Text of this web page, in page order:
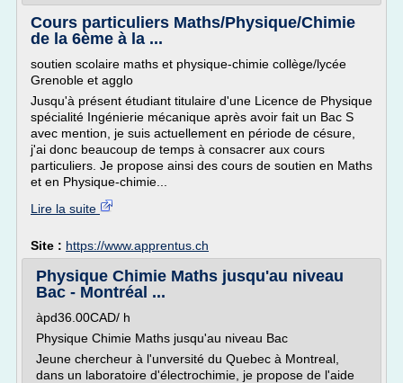
Cours particuliers Maths/Physique/Chimie
de la 6ème à la ...
soutien scolaire maths et physique-chimie collège/lycée
Grenoble et agglo
Jusqu'à présent étudiant titulaire d'une Licence de Physique
spécialité Ingénierie mécanique après avoir fait un Bac S
avec mention, je suis actuellement en période de césure,
j'ai donc beaucoup de temps à consacrer aux cours
particuliers. Je propose ainsi des cours de soutien en Maths
et en Physique-chimie...
Lire la suite
Site : https://www.apprentus.ch
Physique Chimie Maths jusqu'au niveau
Bac - Montréal ...
àpd36.00CAD/ h
Physique Chimie Maths jusqu'au niveau Bac
Jeune chercheur à l'unversité du Quebec à Montreal,
dans un laboratoire d'électrochimie, je propose de l'aide